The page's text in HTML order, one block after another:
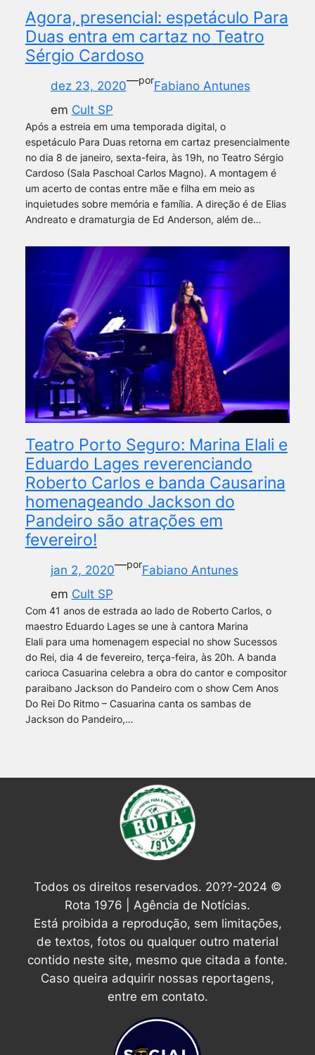
Agora, presencial: espetáculo Para
Duas entra em cartaz no Teatro
Sérgio Cardoso
dez 23, 2020—porFabiano Antunes
em Cult SP
Após a estreia em uma temporada digital, o
espetáculo Para Duas retorna em cartaz presencialmente
no dia 8 de janeiro, sexta-feira, às 19h, no Teatro Sérgio
Cardoso (Sala Paschoal Carlos Magno). A montagem é
um acerto de contas entre mãe e filha em meio as
inquietudes sobre memória e família. A direção é de Elias
Andreato e dramaturgia de Ed Anderson, além de…
Teatro Porto Seguro: Marina Elali e
Eduardo Lages reverenciando
Roberto Carlos e banda Causarina
homenageando Jackson do
Pandeiro são atrações em
fevereiro!
jan 2, 2020—porFabiano Antunes
em Cult SP
Com 41 anos de estrada ao lado de Roberto Carlos, o
maestro Eduardo Lages se une à cantora Marina
Elali para uma homenagem especial no show Sucessos
do Rei, dia 4 de fevereiro, terça-feira, às 20h. A banda
carioca Casuarina celebra a obra do cantor e compositor
paraibano Jackson do Pandeiro com o show Cem Anos
Do Rei Do Ritmo – Casuarina canta os sambas de
Jackson do Pandeiro,…
Todos os direitos reservados. 20??-2024 ©
Rota 1976 | Agência de Notícias.
Está proibida a reprodução, sem limitações,
de textos, fotos ou qualquer outro material
contido neste site, mesmo que citada a fonte.
Caso queira adquirir nossas reportagens,
entre em contato.